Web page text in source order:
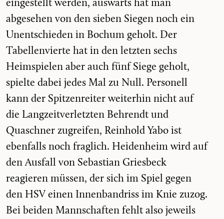
eingestellt werden, auswärts hat man
abgesehen von den sieben Siegen noch ein
Unentschieden in Bochum geholt. Der
Tabellenvierte hat in den letzten sechs
Heimspielen aber auch fünf Siege geholt,
spielte dabei jedes Mal zu Null. Personell
kann der Spitzenreiter weiterhin nicht auf
die Langzeitverletzten Behrendt und
Quaschner zugreifen, Reinhold Yabo ist
ebenfalls noch fraglich. Heidenheim wird auf
den Ausfall von Sebastian Griesbeck
reagieren müssen, der sich im Spiel gegen
den HSV einen Innenbandriss im Knie zuzog.
Bei beiden Mannschaften fehlt also jeweils